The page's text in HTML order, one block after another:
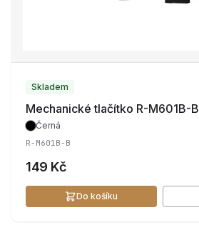
Skladem
Mechanické tlačítko R-M601B-B
Černá
R-M601B-B
149 Kč
Do košíku